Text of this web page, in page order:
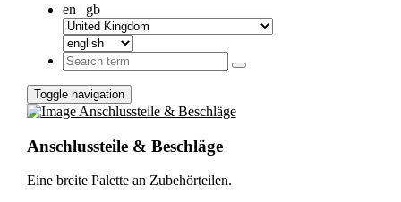
en | gb
Toggle navigation
Anschlussteile & Beschläge
Eine breite Palette an Zubehörteilen.